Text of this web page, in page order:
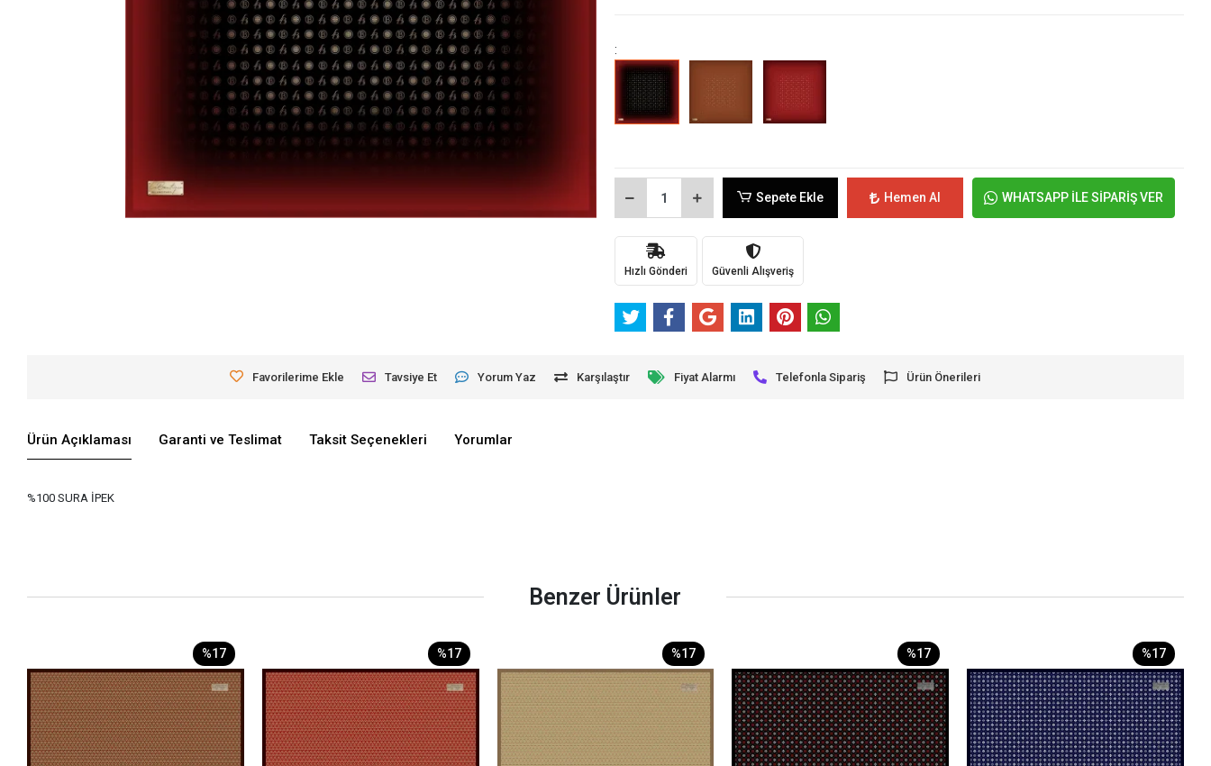
:
Sepete Ekle Hemen Al WHATSAPP İLE SİPARİŞ VER
Hızlı Gönderi Güvenli Alışveriş
Favorilerime Ekle Tavsiye Et Yorum Yaz Karşılaştır Fiyat Alarmı Telefonla Sipariş Ürün Önerileri
Ürün Açıklaması Garanti ve Teslimat Taksit Seçenekleri Yorumlar
%100 SURA İPEK
Benzer Ürünler
%17 %17 %17 %17 %17